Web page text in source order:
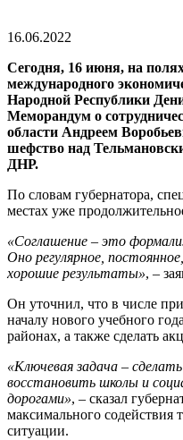
16.06.2022
Сегодня, 16 июня, на
международного
Народной Республики
Меморандум о
области Андреем
шефство над
ДНР.
По словам губернатора,
местах уже
«Соглашение – это
Оно регулярное,
хорошие результаты», –
Он уточнил, что в числе
началу нового учебного
районах, а также сделать
«Ключевая задача –
восстановить школы и
дорогами», – сказал
максимального содействия
ситуации.